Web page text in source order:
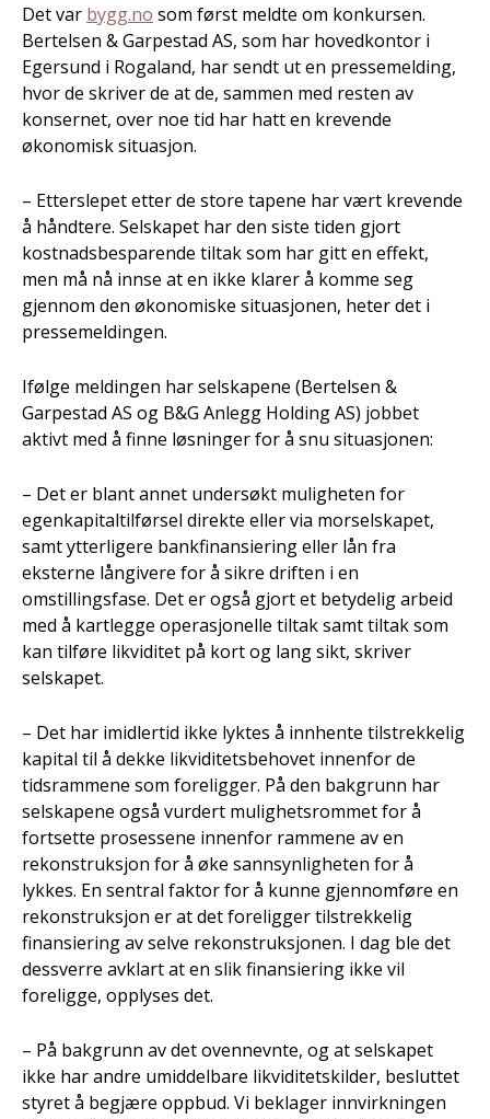
Det var bygg.no som først meldte om konkursen.
Bertelsen & Garpestad AS, som har hovedkontor i
Egersund i Rogaland, har sendt ut en pressemelding,
hvor de skriver de at de, sammen med resten av
konsernet, over noe tid har hatt en krevende
økonomisk situasjon.
– Etterslepet etter de store tapene har vært krevende
å håndtere. Selskapet har den siste tiden gjort
kostnadsbesparende tiltak som har gitt en effekt,
men må nå innse at en ikke klarer å komme seg
gjennom den økonomiske situasjonen, heter det i
pressemeldingen.
Ifølge meldingen har selskapene (Bertelsen &
Garpestad AS og B&G Anlegg Holding AS) jobbet
aktivt med å finne løsninger for å snu situasjonen:
– Det er blant annet undersøkt muligheten for
egenkapitaltilførsel direkte eller via morselskapet,
samt ytterligere bankfinansiering eller lån fra
eksterne långivere for å sikre driften i en
omstillingsfase. Det er også gjort et betydelig arbeid
med å kartlegge operasjonelle tiltak samt tiltak som
kan tilføre likviditet på kort og lang sikt, skriver
selskapet.
– Det har imidlertid ikke lyktes å innhente tilstrekkelig
kapital til å dekke likviditetsbehovet innenfor de
tidsrammene som foreligger. På den bakgrunn har
selskapene også vurdert mulighetsrommet for å
fortsette prosessene innenfor rammene av en
rekonstruksjon for å øke sannsynligheten for å
lykkes. En sentral faktor for å kunne gjennomføre en
rekonstruksjon er at det foreligger tilstrekkelig
finansiering av selve rekonstruksjonen. I dag ble det
dessverre avklart at en slik finansiering ikke vil
foreligge, opplyses det.
– På bakgrunn av det ovennevnte, og at selskapet
ikke har andre umiddelbare likviditetskilder, besluttet
styret å begjære oppbud. Vi beklager innvirkningen